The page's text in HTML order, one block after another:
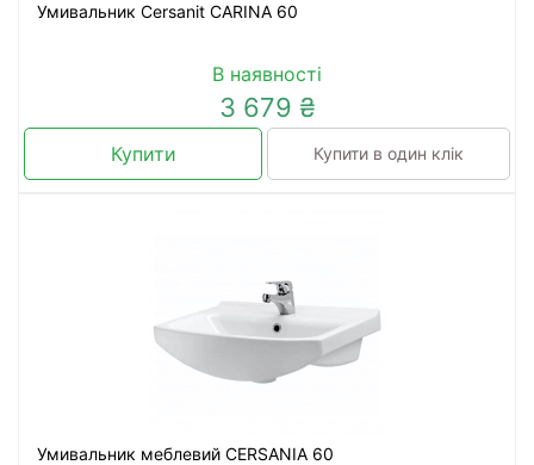
Умивальник Cersanit CARINA 60
В наявності
3 679 ₴
Купити Купити в один клік
Умивальник меблевий CERSANIA 60